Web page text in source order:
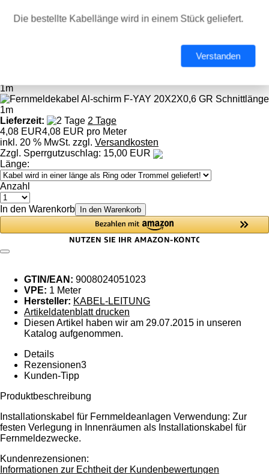
0 %
0 %
Lieferzeit:
2 Tage
4,08 EUR4,08 EUR pro Meter
inkl. 20 % MwSt. zzgl. Versandkosten
Zzgl. Sperrgutzuschlag: 15,00 EUR
Länge:
Anzahl
In den Warenkorb In den Warenkorb
GTIN/EAN: 9008024051023
VPE: 1 Meter
Hersteller: KABEL-LEITUNG
Artikeldatenblatt drucken
Diesen Artikel haben wir am 29.07.2015 in unseren
Katalog aufgenommen.
Details
Rezensionen3
Kunden-Tipp
Produktbeschreibung
Installationskabel für Fernmeldeanlagen Verwendung: Zur
festen Verlegung in Innenräumen als Installationskabel für
Fernmeldezwecke.
Die bestellte Kabellänge wird in einem Stück geliefert.
Verstanden
Kundenrezensionen:
Informationen zur Echtheit der Kundenbewertungen